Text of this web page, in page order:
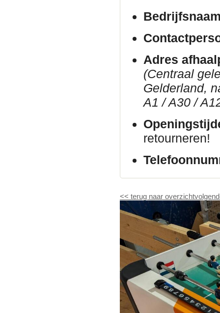
Adres
(Centraal
Gelderland,
A1 / A30 /
retourneren!
<< terug naar overzicht